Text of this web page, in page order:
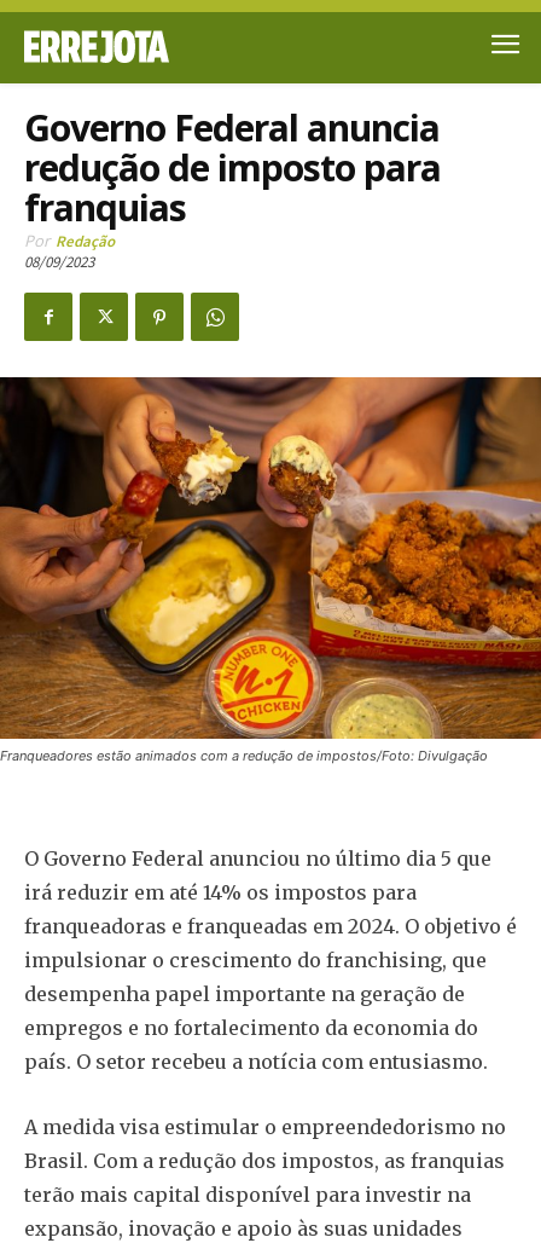
Governo Federal anuncia
redução de imposto para
franquias
Por Redação
08/09/2023
Franqueadores estão animados com a redução de impostos/Foto: Divulgação
O Governo Federal anunciou no último dia 5 que
irá reduzir em até 14% os impostos para
franqueadoras e franqueadas em 2024. O objetivo é
impulsionar o crescimento do franchising, que
desempenha papel importante na geração de
empregos e no fortalecimento da economia do
país. O setor recebeu a notícia com entusiasmo.
A medida visa estimular o empreendedorismo no
Brasil. Com a redução dos impostos, as franquias
terão mais capital disponível para investir na
expansão, inovação e apoio às suas unidades